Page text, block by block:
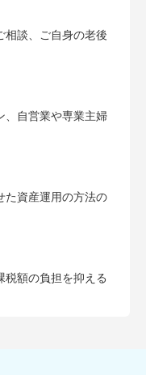
相談、ご⾃⾝の⽼後
、⾃営業や専業主婦
た資産運⽤の⽅法の
税額の負担を抑える